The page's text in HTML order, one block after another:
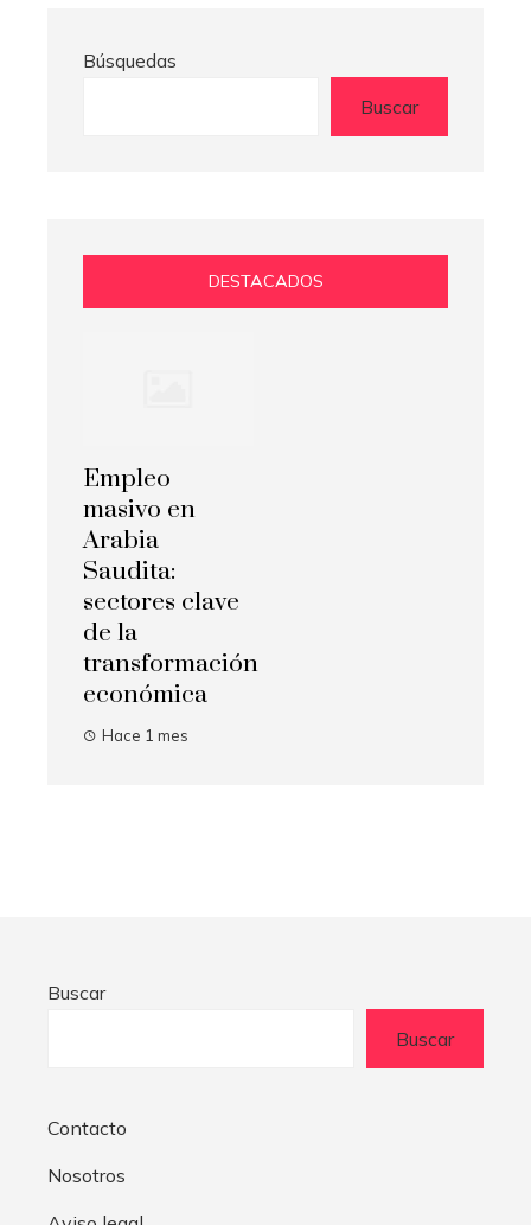
Búsquedas
Buscar
DESTACADOS
Empleo
masivo en
Arabia
Saudita:
sectores clave
de la
transformación
económica
Hace 1 mes
Buscar
Buscar
Contacto
Nosotros